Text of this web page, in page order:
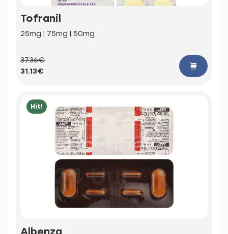
Tofranil
25mg | 75mg | 50mg
37.36€
31.13€
Hit!
Albenza